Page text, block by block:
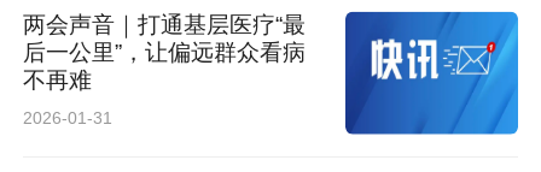
两会声音｜打通基层医疗“最
后一公里”，让偏远群众看病
不再难
2026-01-31